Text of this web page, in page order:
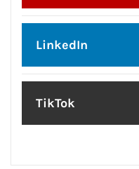
LinkedIn
TikTok